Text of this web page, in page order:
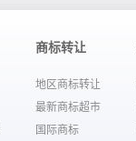
商标转让
地区商标转让
最新商标超市
国际商标